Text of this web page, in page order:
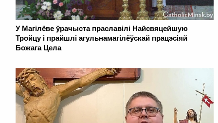
У Магілёве ўрачыста праславілі Найсвяцейшую
Тройцу і прайшлі агульнамагілёўскай працэсіяй
Божага Цела